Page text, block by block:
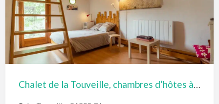
Chalet de la Touveille, chambres d’hôtes à Olargues (Hérault)